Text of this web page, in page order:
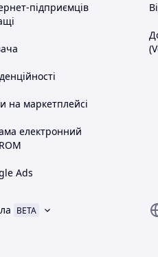
підприємців
на маркетплейсі
електронний
Ads
BETA